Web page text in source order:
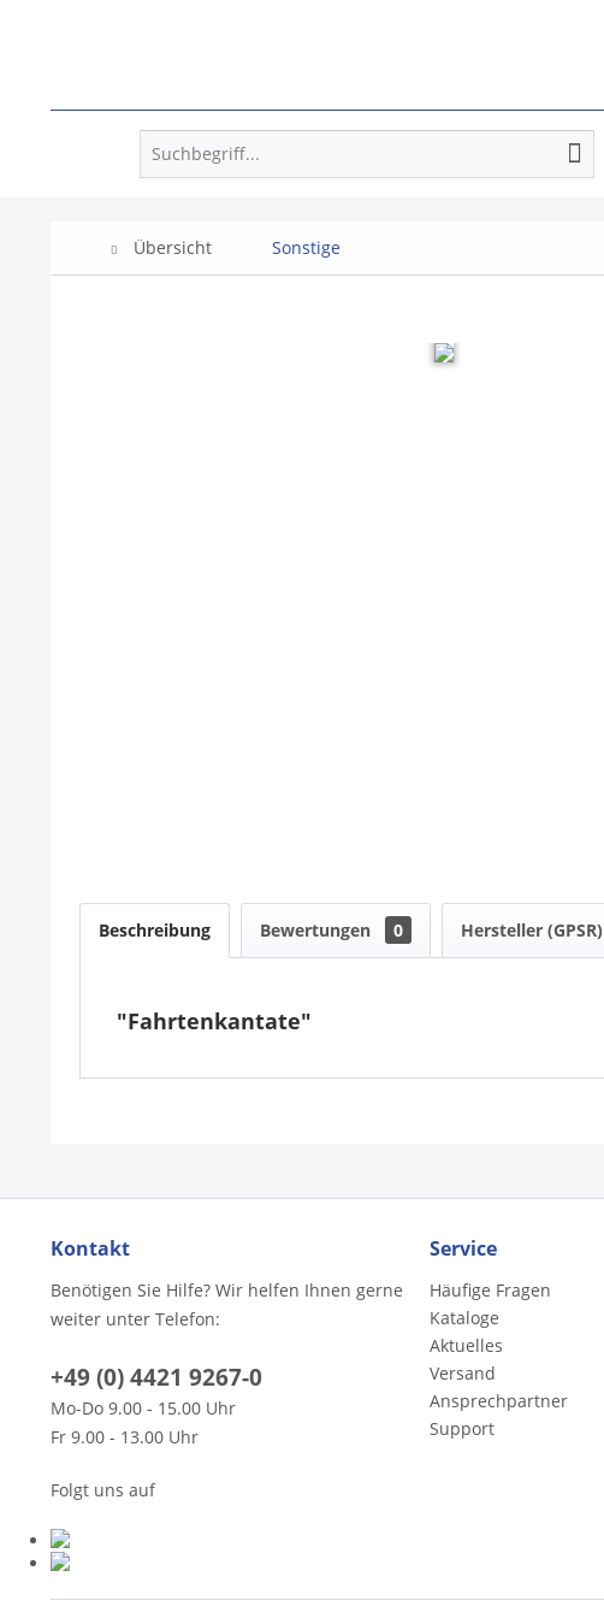
Übersicht Sonstige
Beschreibung Bewertungen 0 Hersteller (GPSR)
"Fahrtenkantate"
Kontakt
Benötigen Sie Hilfe? Wir helfen Ihnen gerne
weiter unter Telefon:
+49 (0) 4421 9267-0
Mo-Do 9.00 - 15.00 Uhr
Fr 9.00 - 13.00 Uhr
Folgt uns auf
Service
Häufige Fragen
Kataloge
Aktuelles
Versand
Ansprechpartner
Support